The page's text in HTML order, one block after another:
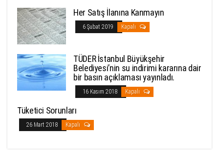
Her Satış İlanına Kanmayın
6 Şubat 2019 Kapalı
TÜDER İstanbul Büyükşehir
Belediyesi’nin su indirimi kararına dair
bir basın açıklaması yayınladı.
16 Kasım 2018 Kapalı
Tüketici Sorunları
26 Mart 2018 Kapalı